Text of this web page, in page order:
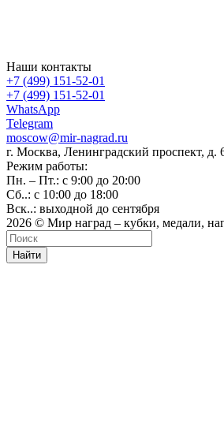
Наши контакты
+7 (499) 151-52-01
+7 (499) 151-52-01
WhatsApp
Telegram
moscow@mir-nagrad.ru
г. Москва, Ленинградский проспект, д.
Режим работы:
Пн. – Пт.: с 9:00 до 20:00
Сб..: с 10:00 до 18:00
Вск..: выходной до сентября
2026 © Мир наград – кубки, медали,
Найти